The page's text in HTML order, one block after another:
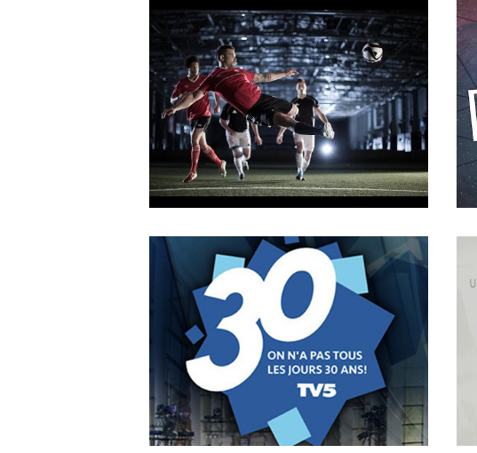
14
2018
KTHAKOMIQ
4
2018
A Leading Sport Nation